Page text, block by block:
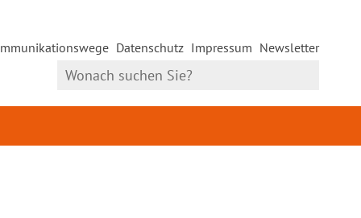
Datenschutz Impressum Newsletter